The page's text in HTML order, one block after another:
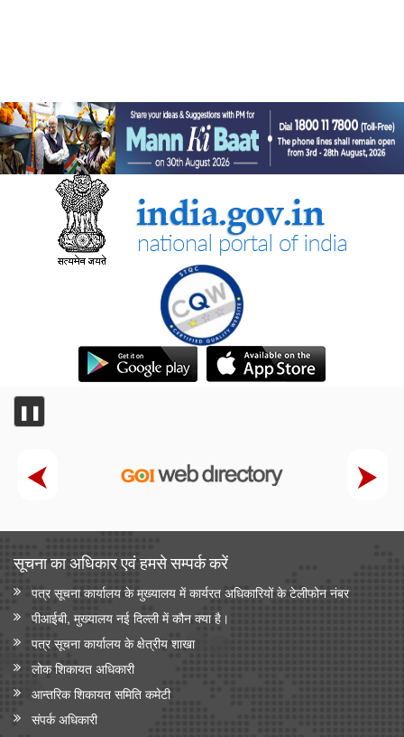
❚❚
सूचना का अधिकार एवं हमसे सम्‍पर्क करें
पत्र सूचना कार्यालय के मुख्यालय में कार्यरत अधिकारियों के टेलीफोन नंबर
पीआईबी, मुख्यालय नई दिल्ली में कौन क्या है।
पत्र सूचना कार्यालय के क्षेत्रीय शाखा
लोक शिकायत अधिकारी
आन्‍तरिक शिकायत समिति कमेटी
संपर्क अधिकारी